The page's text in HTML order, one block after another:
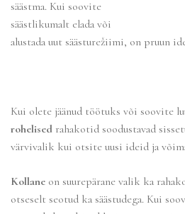
säästma. Kui soovite
säästlikumalt elada või
alustada uut säästurežiimi, on pruun
Kui olete jäänud töötuks või soovite
rohelised rahakotid soodustavad
värvivalik kui otsite uusi ideid ja
Kollane on suurepärane valik ka
otseselt seotud ka säästudega. Kui